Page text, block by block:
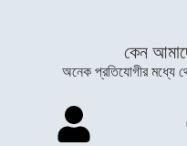
কেন
অনেক প্রতিযোগীর মধ্যে